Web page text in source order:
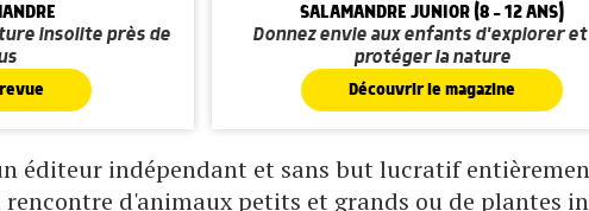
insolite près de
SALAMANDRE JUNIOR (8 - 12 ANS)
Donnez envie aux enfants d'explorer et
protéger la nature
Découvrir le magazine
éditeur indépendant et sans but lucratif
d'animaux petits et grands ou de plantes